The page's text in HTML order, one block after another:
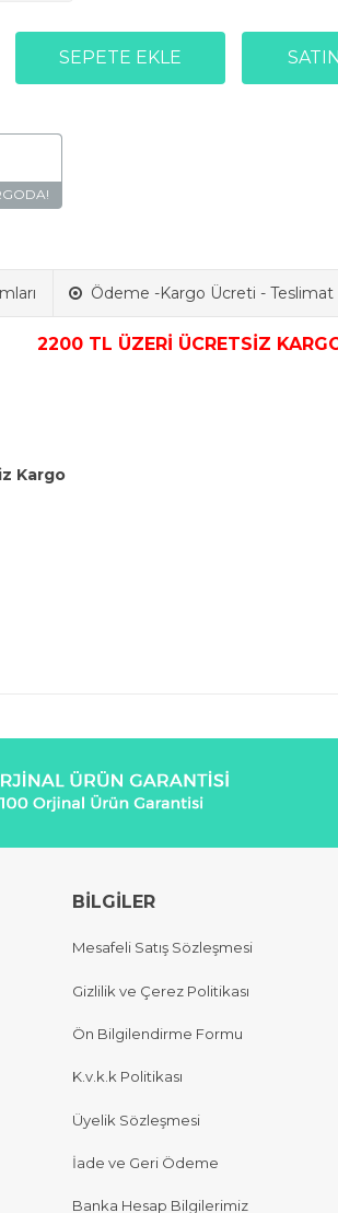
Ödeme -Kargo Ücreti - Teslimat
2200 TL ÜZERİ ÜCRETSİZ KARGO
Kargo
BİLGİLER
Mesafeli Satış Sözleşmesi
Gizlilik ve Çerez Politikası
Ön Bilgilendirme Formu
K.v.k.k Politikası
Üyelik Sözleşmesi
İade ve Geri Ödeme
Banka Hesap Bilgilerimiz